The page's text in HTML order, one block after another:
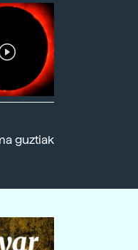
guztiak